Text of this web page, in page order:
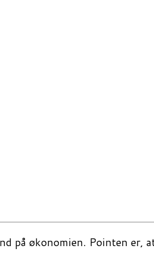
på økonomien. Pointen er,